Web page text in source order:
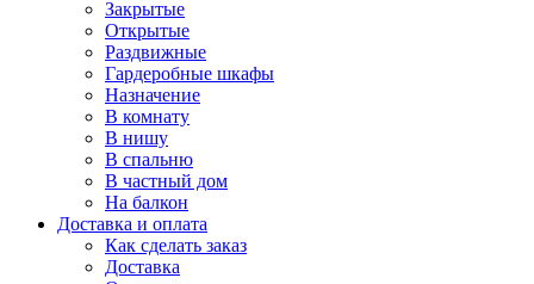
Закрытые
Открытые
Раздвижные
Гардеробные шкафы
Назначение
В комнату
В нишу
В спальню
В частный дом
На балкон
Доставка и оплата
Как сделать заказ
Доставка